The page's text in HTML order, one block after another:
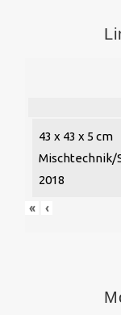
43 x 43 x 5 cm
Mischtechnik/
2018
« ‹